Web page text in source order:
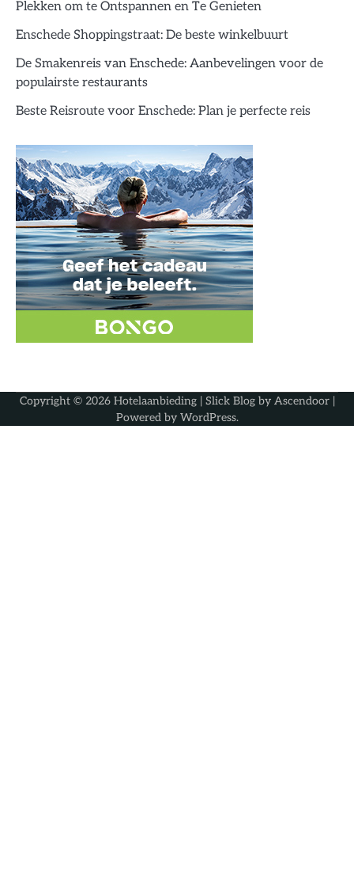
Plekken om te Ontspannen en Te Genieten
Enschede Shoppingstraat: De beste winkelbuurt
De Smakenreis van Enschede: Aanbevelingen voor de
populairste restaurants
Beste Reisroute voor Enschede: Plan je perfecte reis
Copyright © 2026 Hotelaanbieding| Slick Blog by Ascendoor|
Powered by WordPress.